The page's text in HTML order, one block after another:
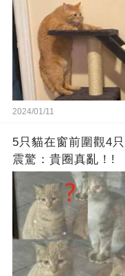
2024/01/11
5只貓在窗前圍觀4
震驚：貴圈真亂！!